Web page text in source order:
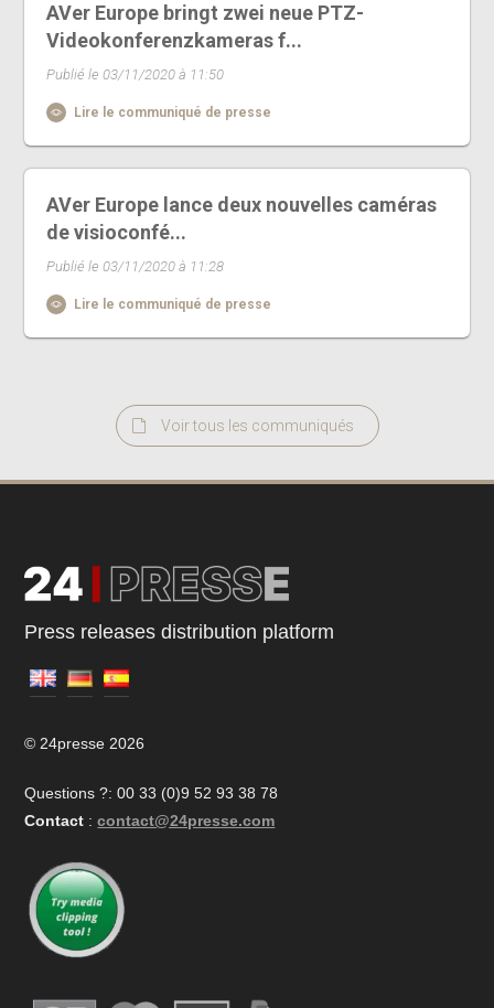
AVer Europe bringt zwei neue PTZ-
Videokonferenzkameras f...
Publié le 03/11/2020 à 11:50
Lire le communiqué de presse
AVer Europe lance deux nouvelles caméras
de visioconfé...
Publié le 03/11/2020 à 11:28
Lire le communiqué de presse
Voir tous les communiqués
Press releases distribution platform
© 24presse 2026
Questions ?: 00 33 (0)9 52 93 38 78
Contact : contact@24presse.com